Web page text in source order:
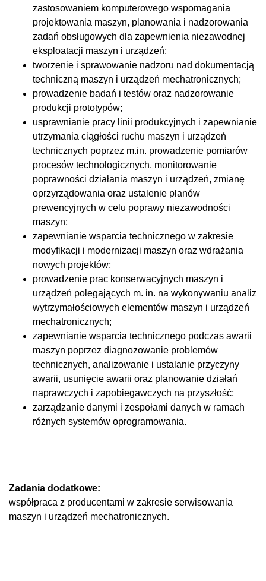
zastosowaniem komputerowego wspomagania
projektowania maszyn, planowania i nadzorowania
zadań obsługowych dla zapewnienia niezawodnej
eksploatacji maszyn i urządzeń;
tworzenie i sprawowanie nadzoru nad dokumentacją
techniczną maszyn i urządzeń mechatronicznych;
prowadzenie badań i testów oraz nadzorowanie
produkcji prototypów;
usprawnianie pracy linii produkcyjnych i zapewnianie
utrzymania ciągłości ruchu maszyn i urządzeń
technicznych poprzez m.in. prowadzenie pomiarów
procesów technologicznych, monitorowanie
poprawności działania maszyn i urządzeń, zmianę
oprzyrządowania oraz ustalenie planów
prewencyjnych w celu poprawy niezawodności
maszyn;
zapewnianie wsparcia technicznego w zakresie
modyfikacji i modernizacji maszyn oraz wdrażania
nowych projektów;
prowadzenie prac konserwacyjnych maszyn i
urządzeń polegających m. in. na wykonywaniu analiz
wytrzymałościowych elementów maszyn i urządzeń
mechatronicznych;
zapewnianie wsparcia technicznego podczas awarii
maszyn poprzez diagnozowanie problemów
technicznych, analizowanie i ustalanie przyczyny
awarii, usunięcie awarii oraz planowanie działań
naprawczych i zapobiegawczych na przyszłość;
zarządzanie danymi i zespołami danych w ramach
różnych systemów oprogramowania.
Zadania dodatkowe:
współpraca z producentami w zakresie serwisowania
maszyn i urządzeń mechatronicznych.